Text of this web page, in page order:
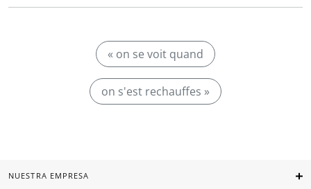
« on se voit quand
on s'est rechauffes »
NUESTRA EMPRESA